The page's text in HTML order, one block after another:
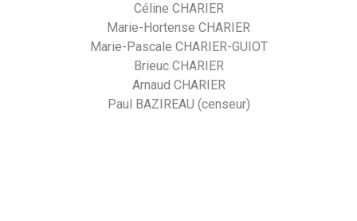
Céline CHARIER
Marie-Hortense CHARIER
Marie-Pascale CHARIER-GUIOT
Brieuc CHARIER
Arnaud CHARIER
Paul BAZIREAU (censeur)